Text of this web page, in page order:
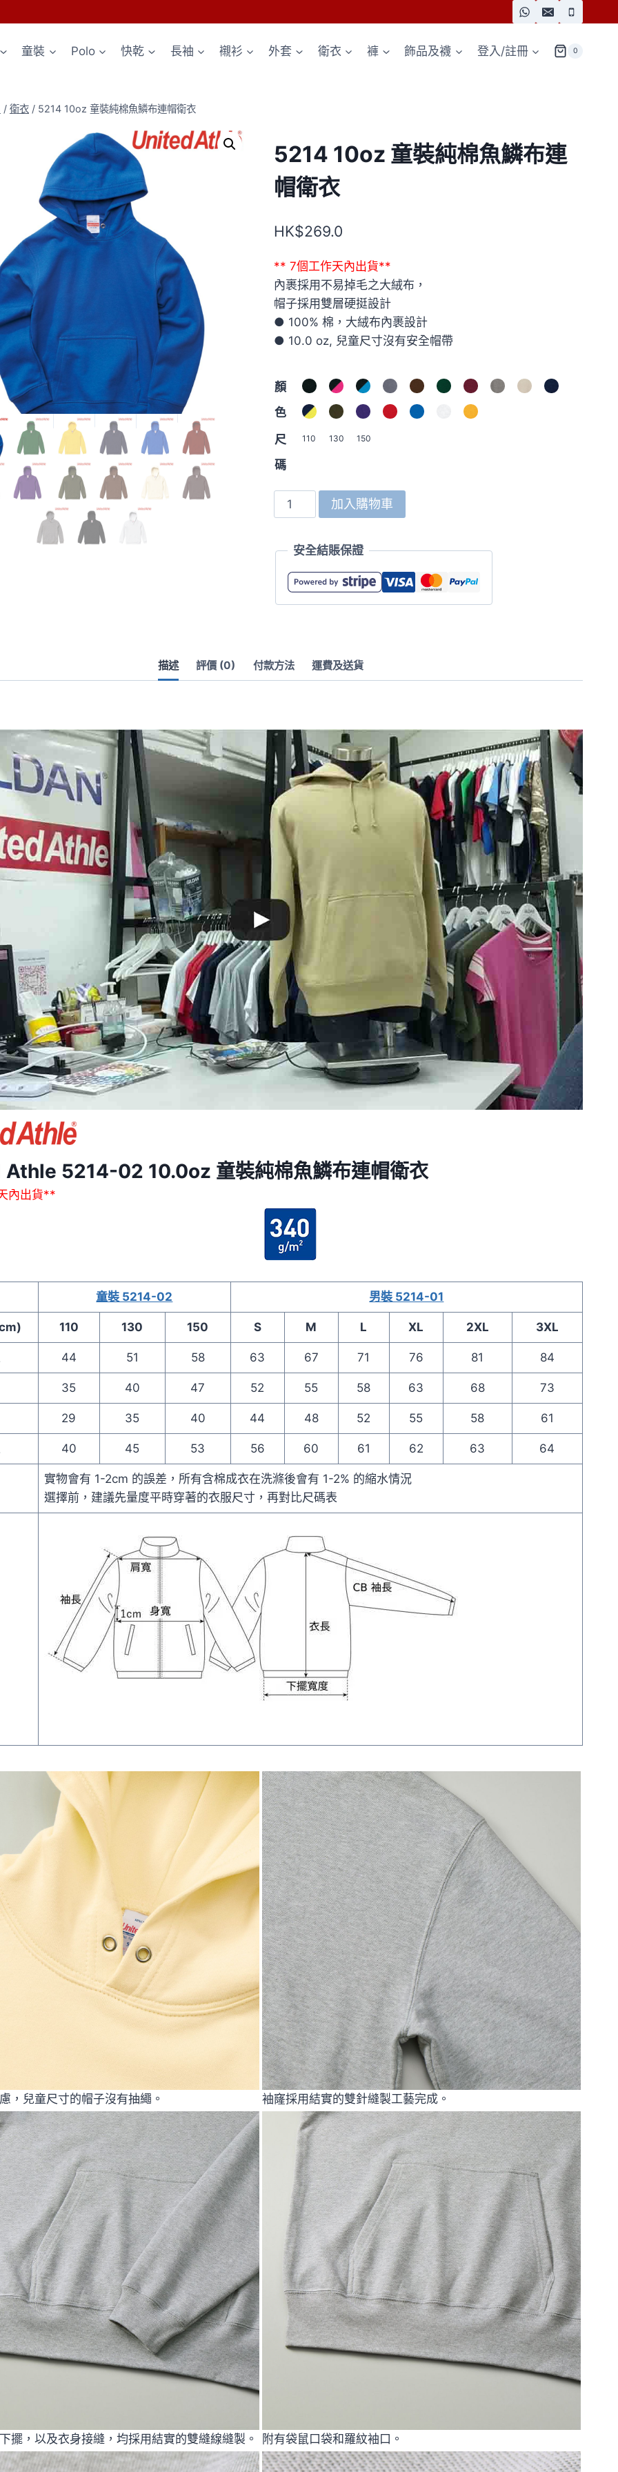
童裝 Polo 快乾 長袖 襯衫 外套 衛衣 褲 飾品及襪 登入/註冊 0
/ 衛衣 / 5214 10oz 童裝純棉魚鱗布連帽衛衣
5214 10oz 童裝純棉魚鱗布連
帽衛衣
HK$269.0
** 7個工作天內出貨**
內裹採用不易掉毛之大絨布，
帽子採用雙層硬挺設計
● 100% 棉，大絨布內裹設計
● 10.0 oz, 兒童尺寸沒有安全帽帶
顏
色
尺
碼
110 130 150
5214
10oz
裝
連
帽
數
量
加入購物車
安全結賬保證
描述 評價 (0) 付款方法 運費及送貨
5214-02 10.0oz 童裝純棉魚鱗布連帽衛衣
內出貨**
童裝 5214-02 男裝 5214-01
110 130 150 S M L XL 2XL 3XL
44 51 58 63 67 71 76 81 84
35 40 47 52 55 58 63 68 73
29 35 40 44 48 52 55 58 61
40 45 53 56 60 61 62 63 64
實物會有 1-2cm 的誤差，所有含棉成衣在洗滌後會有 1-2% 的縮水情況
選擇前，建議先量度平時穿著的衣服尺寸，再對比尺碼表
，兒童尺寸的帽子沒有抽繩。 袖窿採用結實的雙針縫製工藝完成。
擺，以及衣身接縫，均採用結實的雙縫線縫製。 附有袋鼠口袋和羅紋袖口。